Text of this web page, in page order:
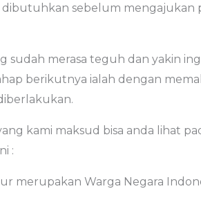
dibutuhkan sebelum mengajukan
sudah merasa teguh dan yakin
berikutnya ialah dengan
kami maksud bisa anda lihat
:
merupakan Warga Negara